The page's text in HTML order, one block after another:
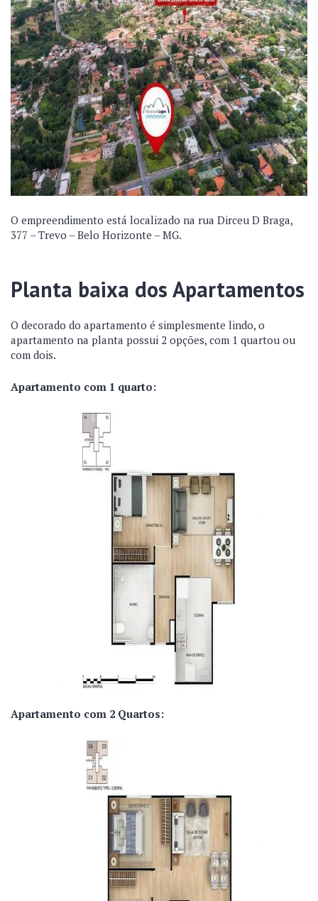
O empreendimento está localizado na rua Dirceu D Braga,
377 – Trevo – Belo Horizonte – MG.
Planta baixa dos Apartamentos
O decorado do apartamento é simplesmente lindo, o
apartamento na planta possui 2 opções, com 1 quartou ou
com dois.
Apartamento com 1 quarto:
Apartamento com 2 Quartos: